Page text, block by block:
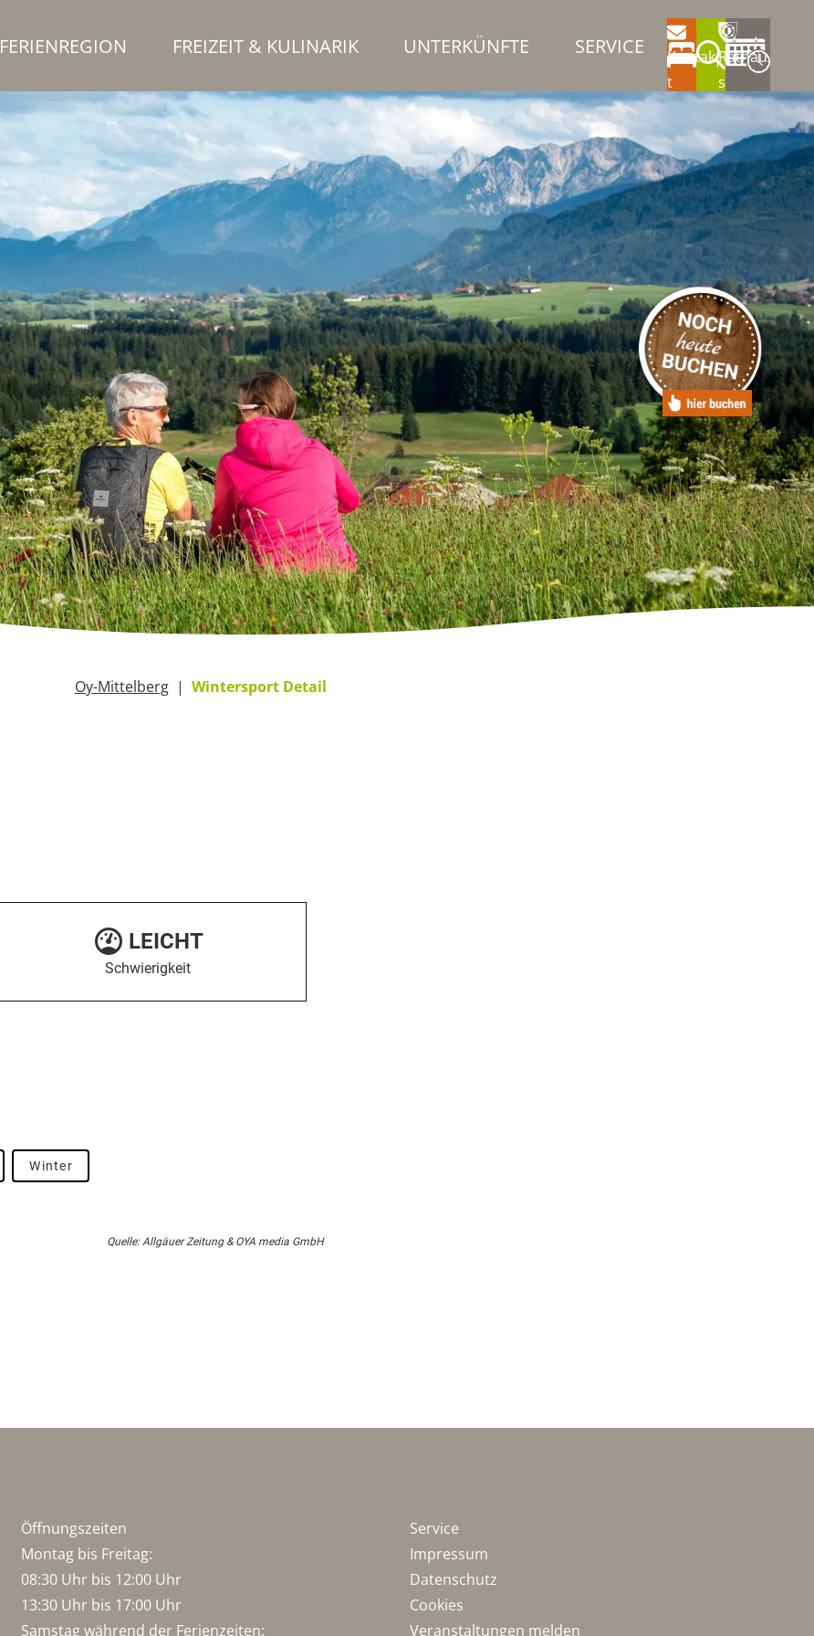
FERIENREGION FREIZEIT & KULINARIK UNTERKÜNFTE SERVICE
Kontak
t
Rathau
s
Oy-Mittelberg Wintersport Detail
LEICHT
Schwierigkeit
Winter
Quelle: Allgäuer Zeitung & OYA media GmbH
Öffnungszeiten
Montag bis Freitag:
08:30 Uhr bis 12:00 Uhr
13:30 Uhr bis 17:00 Uhr
Samstag während der Ferienzeiten:
Service
Impressum
Datenschutz
Cookies
Veranstaltungen melden